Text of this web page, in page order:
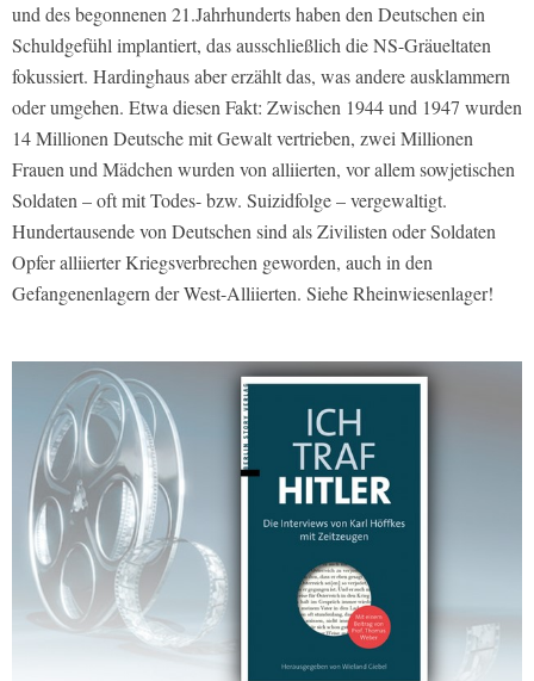
und des begonnenen 21.Jahrhunderts haben den Deutschen ein
Schuldgefühl implantiert, das ausschließlich die NS-Gräueltaten
fokussiert. Hardinghaus aber erzählt das, was andere ausklammern
oder umgehen. Etwa diesen Fakt: Zwischen 1944 und 1947 wurden
14 Millionen Deutsche mit Gewalt vertrieben, zwei Millionen
Frauen und Mädchen wurden von alliierten, vor allem sowjetischen
Soldaten – oft mit Todes- bzw. Suizidfolge – vergewaltigt.
Hundertausende von Deutschen sind als Zivilisten oder Soldaten
Opfer alliierter Kriegsverbrechen geworden, auch in den
Gefangenenlagern der West-Alliierten. Siehe Rheinwiesenlager!